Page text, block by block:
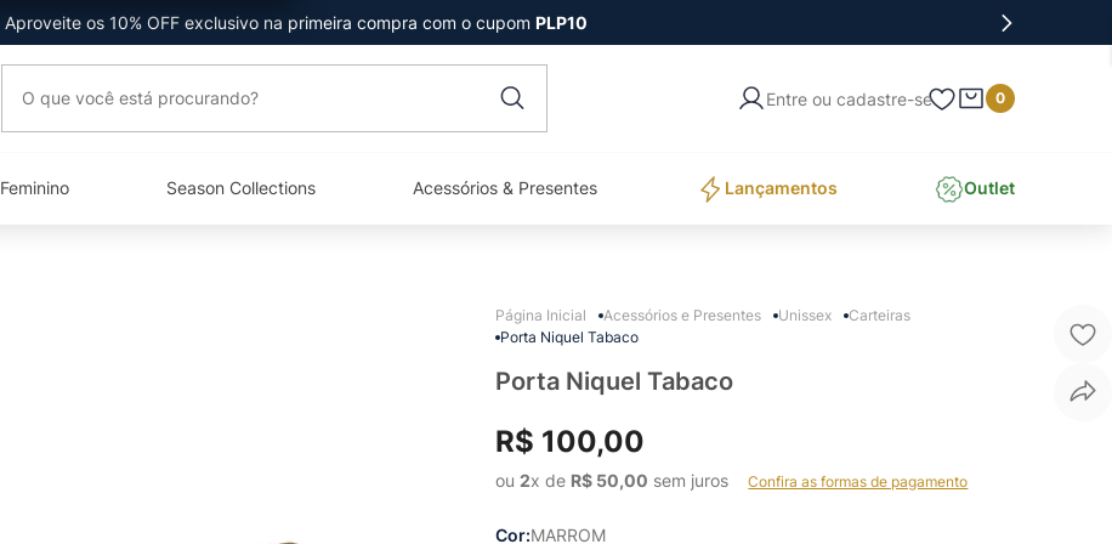
Aproveite os 10% OFF exclusivo na primeira compra com o cupom PLP10
Entre ou cadastre-se 0
Feminino Season Collections Acessórios & Presentes Lançamentos Outlet
Acessórios e Presentes Unissex
Carteiras
Porta Niquel Tabaco
Porta Niquel Tabaco
R$ 100,00
ou 2x de R$ 50,00 sem juros Confira as formas de pagamento
Cor MARROM